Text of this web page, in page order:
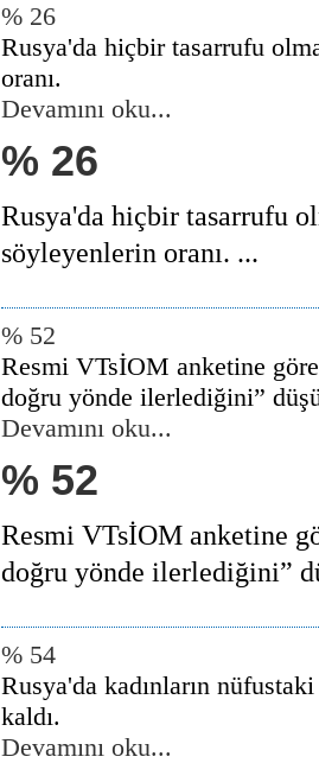
% 26
Rusya'da hiçbir tasarrufu
oranı.
Devamını oku...
% 26
Rusya'da hiçbir tasarrufu
söyleyenlerin oranı. ...
% 52
Resmi VTsİOM anketine
doğru yönde ilerlediğini”
Devamını oku...
% 52
Resmi VTsİOM anketine
doğru yönde ilerlediğini”
% 54
Rusya'da kadınların
kaldı.
Devamını oku...